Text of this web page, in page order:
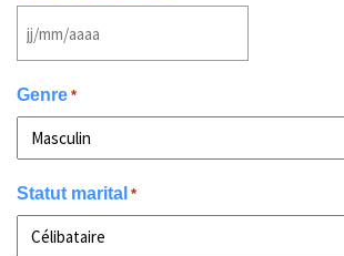
JJ
MM
slash
Genre *
Statut marital *